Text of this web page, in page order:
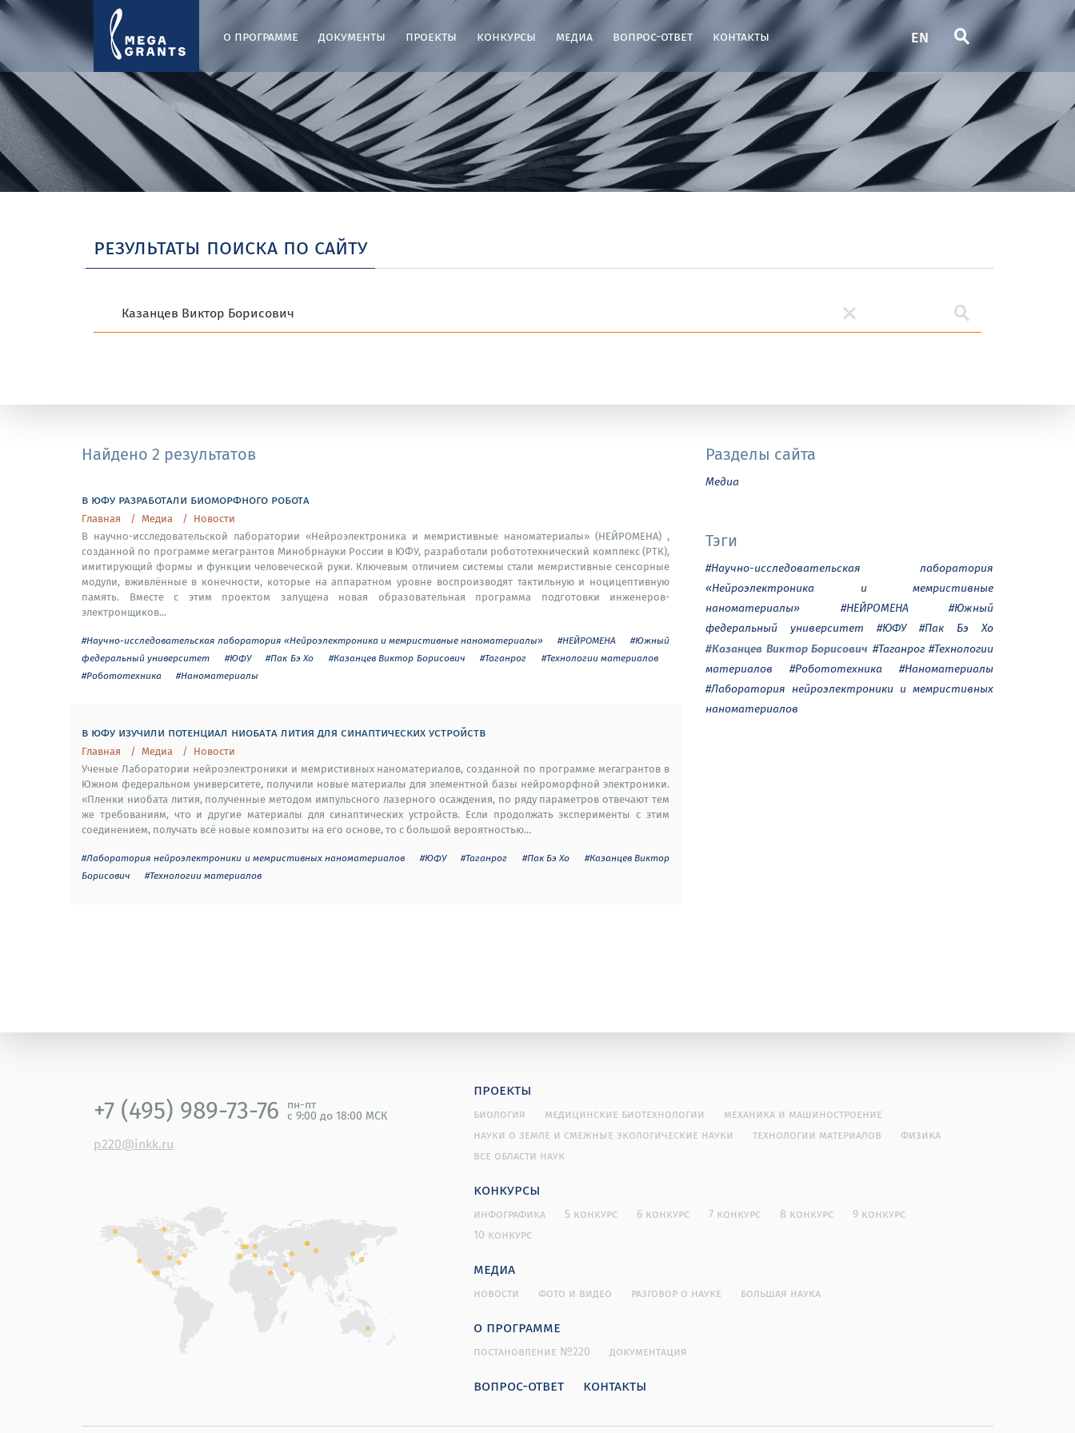
о программе документы проекты конкурсы медиа вопрос-ответ контакты EN
результаты поиска по сайту
Найдено 2 результатов
в юфу разработали биоморфного робота
Главная Медиа
Новости
В научно-исследовательской лаборатории «Нейроэлектроника и мемристивные наноматериалы» (НЕЙРОМЕНА) ,
созданной по программе мегагрантов Минобрнауки России в ЮФУ, разработали робототехнический комплекс (РТК),
имитирующий формы и функции человеческой руки. Ключевым отличием системы стали мемристивные сенсорные
модули, вживлённые в конечности, которые на аппаратном уровне воспроизводят тактильную и ноцицептивную
память. Вместе с этим проектом запущена новая образовательная программа подготовки инженеров-
электронщиков...
#Научно-исследовательская лаборатория «Нейроэлектроника и мемристивные наноматериалы» #НЕЙРОМЕНА
#Южный
федеральный университет
#ЮФУ #Пак Бэ Хо #Казанцев Виктор Борисович #Таганрог
#Технологии материалов
#Робототехника
#Наноматериалы
в юфу изучили потенциал ниобата лития для синаптических устройств
Главная Медиа
Новости
Ученые Лаборатории нейроэлектроники и мемристивных наноматериалов, созданной по программе мегагрантов в
Южном федеральном университете, получили новые материалы для элементной базы нейроморфной электроники.
«Пленки ниобата лития, полученные методом импульсного лазерного осаждения, по ряду параметров отвечают тем
же требованиям, что и другие материалы для синаптических устройств. Если продолжать эксперименты с этим
соединением, получать всё новые композиты на его основе, то с большой вероятностью...
#Лаборатория нейроэлектроники и мемристивных наноматериалов #ЮФУ #Таганрог #Пак Бэ Хо
#Казанцев Виктор
Борисович
#Технологии материалов
Разделы сайта
Медиа
Тэги
#Научно-исследовательская лаборатория
«Нейроэлектроника и мемристивные
наноматериалы»
#НЕЙРОМЕНА
#Южный
федеральный университет
#ЮФУ #Пак Бэ Хо
#Казанцев Виктор Борисович #Таганрог #Технологии
материалов
#Робототехника
#Наноматериалы
#Лаборатория нейроэлектроники и мемристивных
наноматериалов
+7 (495) 989-73-76 пн-пт
с 9:00 до 18:00 МСК
p220@inkk.ru
проекты
биология медицинские биотехнологии
механика и машиностроение
науки о земле и смежные экологические науки
технологии материалов
физика
все области наук
конкурсы
инфографика 5 конкурс 6 конкурс 7 конкурс 8 конкурс
9 конкурс
10 конкурс
медиа
новости фото и видео разговор о науке большая наука
о программе
постановление №220 документация
вопрос-ответ контакты